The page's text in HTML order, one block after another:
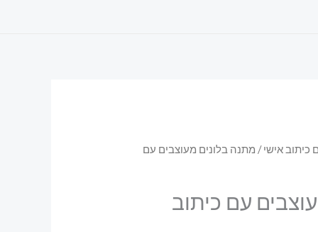
כיתוב אישי/ מתנה בלונים מעוצבים עם
עם כיתוב